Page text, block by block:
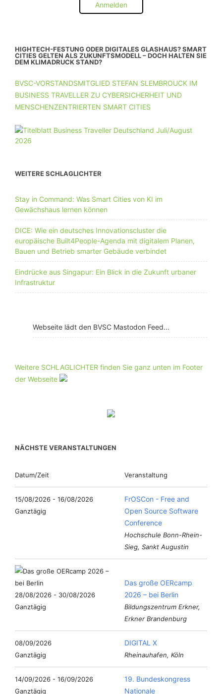
Anmelden
HIGHTECH-FESTUNG ODER DIGITALES GLASHAUS? SMART
CITIES GELTEN ALS ZUKUNFTSMODELL – DOCH HALTEN SIE
DEM KLIMADRUCK STAND?
BVSC-VORSTANDSMITGLIED STEFAN SLEMBROUCK IM
BUSINESS TRAVELLER ZU CYBERSICHERHEIT UND
MENSCHENZENTRIERTEN SMART CITIES
WEITERE SCHLAGLICHTER
Stay in Command: Was Smart Cities von KI im
Gewächshaus lernen können
DICE: Wie ein deutsches Innovationscluster die
europäische Built4People-Agenda mit digitalem Planen,
Bauen und Betrieb smarter Gebäude verbindet
Eindrücke aus Singapur: Ein Blick in die Zukunft urbaner
Infrastruktur
Webseite lädt den BVSC Mastodon Feed...
Weitere SCHLAGLICHTER finden Sie ganz unten im Footer
der Webseite
NÄCHSTE VERANSTALTUNGEN
Datum/Zeit Veranstaltung
15/08/2026 - 16/08/2026
Ganztägig
FrOSCon - Free and
Open Source Software
Conference
Hochschule Bonn-Rhein-
Sieg, Sankt Augustin
28/08/2026 - 30/08/2026
Ganztägig
Das große OERcamp
2026 – bei Berlin
Bildungszentrum Erkner,
Erkner Brandenburg
08/09/2026
Ganztägig
DIGITAL X
Rheinauhafen, Köln
14/09/2026 - 16/09/2026
Ganztägig
19. Bundeskongress
Nationale